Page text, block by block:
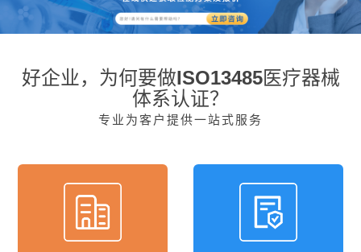
好企业，为何要做ISO13485医疗器械
体系认证？
专业为客户提供一站式服务